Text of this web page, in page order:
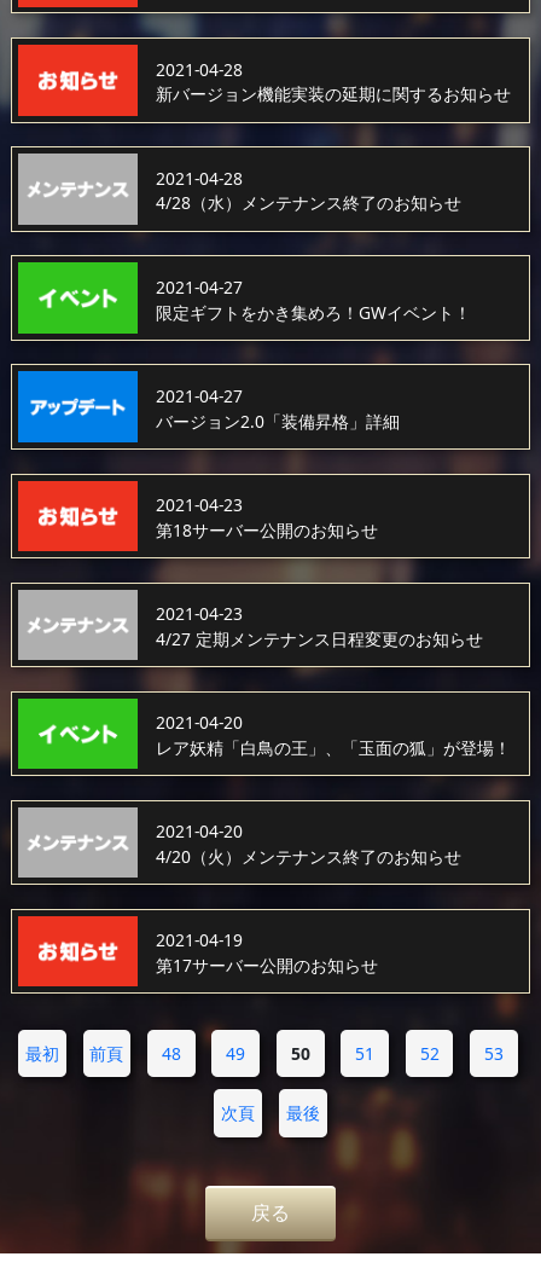
2021-04-28
新バージョン機能実装の延期に関するお知らせ
2021-04-28
4/28（水）メンテナンス終了のお知らせ
2021-04-27
限定ギフトをかき集めろ！GWイベント！
2021-04-27
バージョン2.0「装備昇格」詳細
2021-04-23
第18サーバー公開のお知らせ
2021-04-23
4/27 定期メンテナンス日程変更のお知らせ
2021-04-20
レア妖精「白鳥の王」、「玉面の狐」が登場！
2021-04-20
4/20（火）メンテナンス終了のお知らせ
2021-04-19
第17サーバー公開のお知らせ
最初 前頁 48 49 50 51 52 53
次頁 最後
戻る